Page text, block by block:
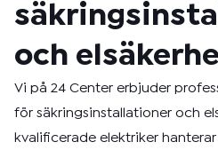
och
Vi på 24 Center erbjuder
för säkringsinstallationer och
kvalificerade elektriker